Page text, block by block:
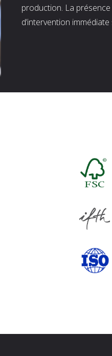
production. La
d’intervention